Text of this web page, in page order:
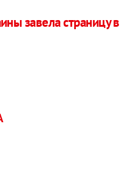
завела страницу в